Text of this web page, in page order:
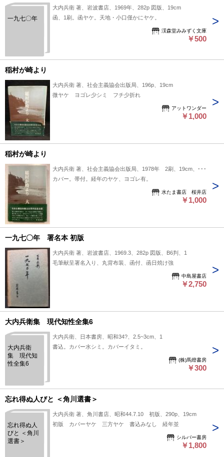
一九七〇年
大内兵衛 著、岩波書店、1969年、282p 図版、19cm
函、1刷。函ヤケ。天地・小口僅かにヤケ。
渓森堂みみずく文庫
￥500
稲村が崎より
大内兵衛 著、社会主義協会出版局、196p、19cm
微ヤケ ヨゴレ少シミ フチ少折れ
アットワンダー
￥1,000
稲村が崎より
大内兵衛 著、社会主義協会出版局、1978年 2刷、19cm、1冊
カバー。帯付。経年のヤケ、ヨゴレ有。
水たま書店 桜井店
￥1,000
一九七〇年 署名本 初版
大内兵衛 著、岩波書店、1969.3、282p 図版、B6判、1
毛筆献呈署名入り、丸背布装、函付、函日焼け強
中島屋書店
￥2,750
大内兵衛集 現代知性全集6
大内兵衛
集 現代知
性全集6
大内兵衛、日本書房、昭和34?、2.5~3cm、1
書込。カバー水シミ。カバーイタミ。
(株)馬燈書房
￥300
忘れ得ぬ人びと ＜角川選書＞
忘れ得ぬ人
びと ＜角川
選書＞
大内兵衛 著、角川書店、昭和44.7.10 初版、290p、19cm
初版 カバーヤケ 三方ヤケ 書込みなし 経年並
シルバー書房
￥1,800